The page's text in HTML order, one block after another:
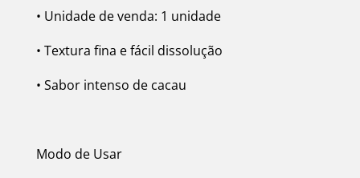
• Unidade de venda: 1 unidade
• Textura fina e fácil dissolução
• Sabor intenso de cacau
Modo de Usar